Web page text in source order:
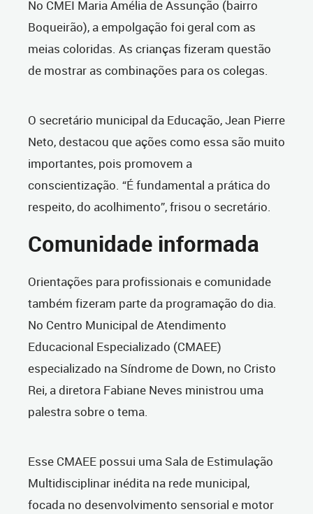
No CMEI Maria Amélia de Assunção (bairro
Boqueirão), a empolgação foi geral com as
meias coloridas. As crianças fizeram questão
de mostrar as combinações para os colegas.
O secretário municipal da Educação, Jean Pierre
Neto, destacou que ações como essa são muito
importantes, pois promovem a
conscientização. “É fundamental a prática do
respeito, do acolhimento”, frisou o secretário.
Comunidade informada
Orientações para profissionais e comunidade
também fizeram parte da programação do dia.
No Centro Municipal de Atendimento
Educacional Especializado (CMAEE)
especializado na Síndrome de Down, no Cristo
Rei, a diretora Fabiane Neves ministrou uma
palestra sobre o tema.
Esse CMAEE possui uma Sala de Estimulação
Multidisciplinar inédita na rede municipal,
focada no desenvolvimento sensorial e motor